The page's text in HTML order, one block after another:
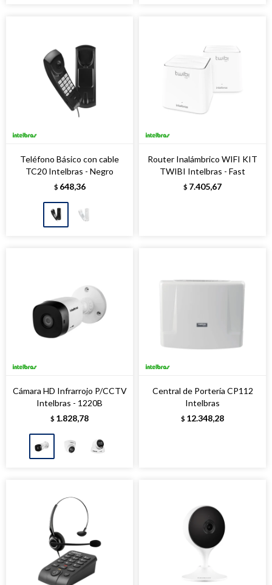
Teléfono Básico con cable
TC20 Intelbras - Negro
$ 648,36
Router Inalámbrico WIFI KIT
TWIBI Intelbras - Fast
$ 7.405,67
Cámara HD Infrarrojo P/CCTV
Intelbras - 1220B
$ 1.828,78
Central de Portería CP112
Intelbras
$ 12.348,28